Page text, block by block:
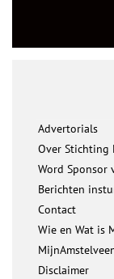
Advertorials
Over Stichting
Word Sponsor
Berichten
Contact
Wie en Wat is
Disclaimer